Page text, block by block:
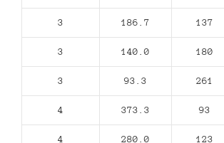
3 186.7 137
3 140.0 180
3 93.3 261
4 373.3 93
4 280.0 123